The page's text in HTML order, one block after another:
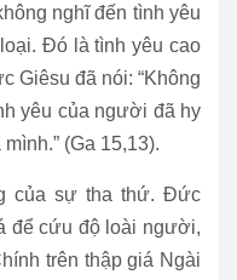
nghĩ đến tình yêu
Đó là tình yêu cao
Giêsu đã nói: “Không
yêu của người đã hy
(Ga 15,13).
của sự tha thứ. Đức
để cứu độ loài người,
trên thập giá Ngài